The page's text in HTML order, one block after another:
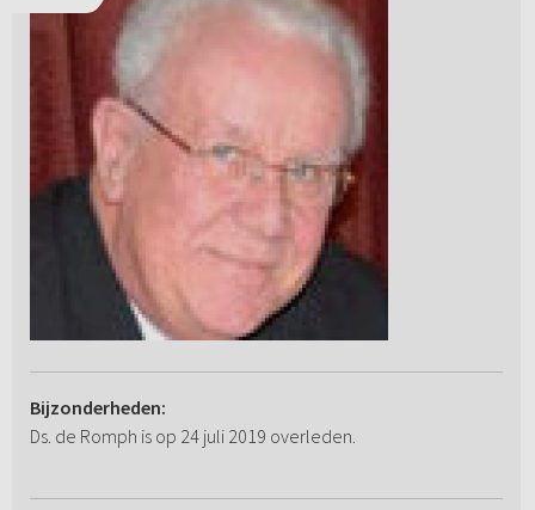
Bijzonderheden:
Ds. de Romph is op 24 juli 2019 overleden.